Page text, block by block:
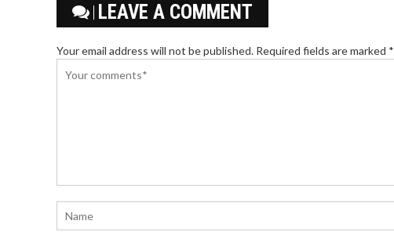
LEAVE A COMMENT
Your email address will not be published. Required fields are marked *